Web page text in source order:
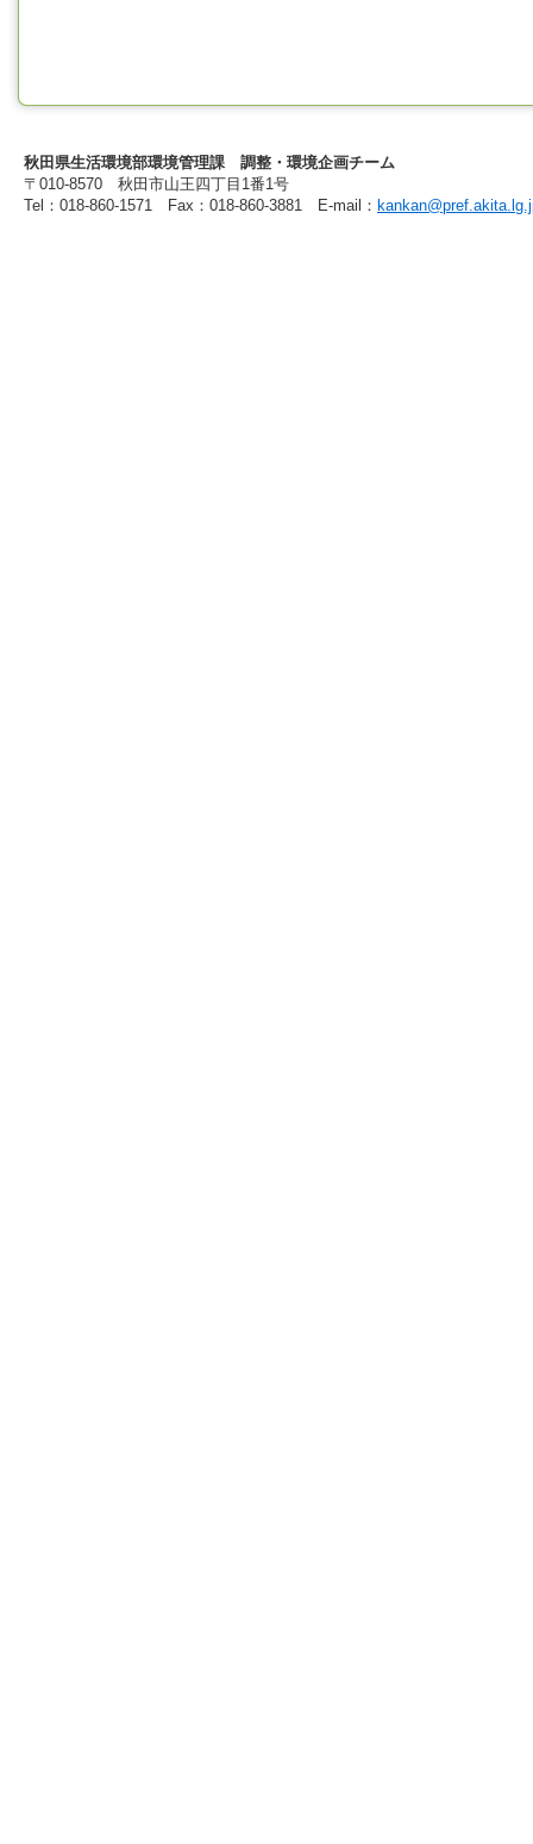
秋田県生活環境部環境管理課 調整・環境企画チーム
〒010-8570 秋田市山王四丁目1番1号
Tel：018-860-1571 Fax：018-860-3881 E-mail：